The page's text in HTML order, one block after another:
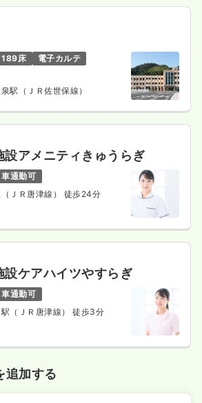
189床
電子カルテ
駅（ＪＲ佐世保線）
設アメニティきゅうらぎ
車通勤可
ＪＲ唐津線） 徒歩24分
設ケアハイツやすらぎ
車通勤可
（ＪＲ唐津線） 徒歩3分
追加する